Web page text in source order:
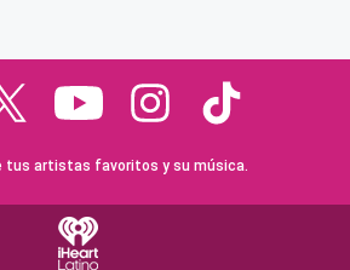
tus artistas favoritos y su música.